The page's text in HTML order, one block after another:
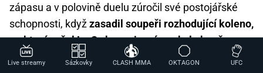
zápasu a v polovině duelu zúročil své postojářské
schopnosti, kdyžzasadil soupeři rozhodující koleno,
po kterém šel Le Sy k zemi a zápas byl ukončen.
Tento souboj zároveň odstartoval Růžičkovu velkou
Live streamy Sázkovky CLASH MMA OKTAGON UFC